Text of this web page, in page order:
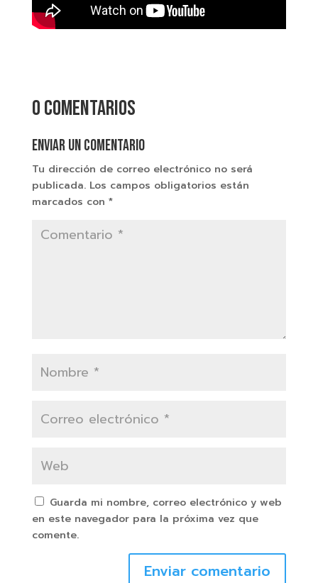
0 comentarios
Enviar un comentario
Tu dirección de correo electrónico no será
publicada. Los campos obligatorios están
marcados con *
Guarda mi nombre, correo electrónico y web
en este navegador para la próxima vez que
comente.
Enviar comentario